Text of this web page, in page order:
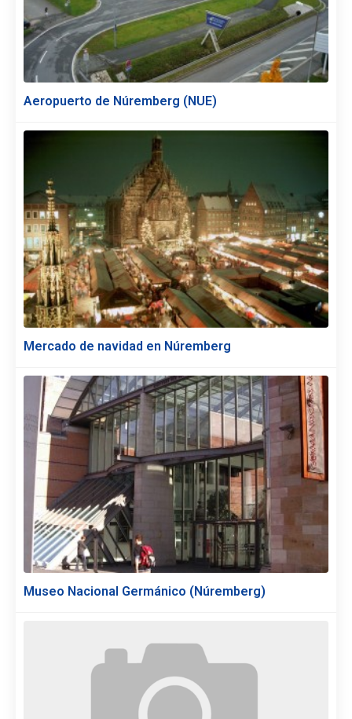
Aeropuerto de Núremberg (NUE)
Mercado de navidad en Núremberg
Museo Nacional Germánico (Núremberg)